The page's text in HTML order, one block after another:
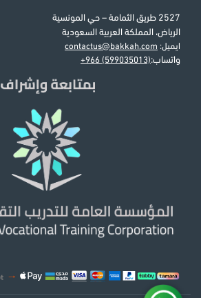
2527 طريق الثمامة – حي المونسية
الرياض، المملكة العربية السعودية
ايميل: contactus@bakkah.com
واتساب:+966 (599035013)